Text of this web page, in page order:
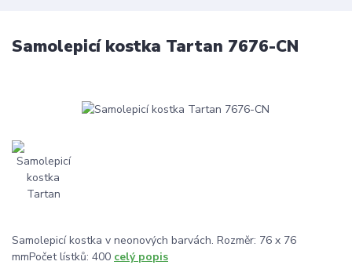
Samolepicí kostka Tartan 7676-CN
Samolepicí kostka v neonových barvách. Rozměr: 76 x 76
mmPočet lístků: 400 celý popis